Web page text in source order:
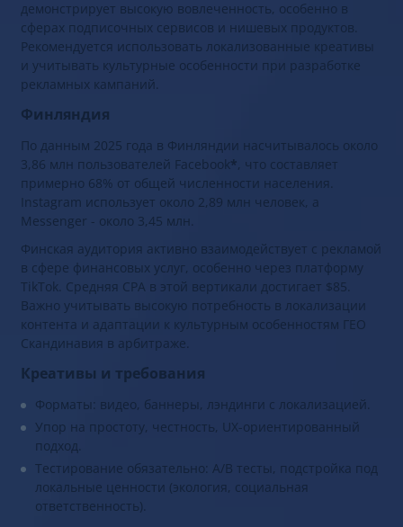
демонстрирует высокую вовлеченность, особенно в
сферах подписочных сервисов и нишевых продуктов.
Рекомендуется использовать локализованные креативы
и учитывать культурные особенности при разработке
рекламных кампаний.
Финляндия
По данным 2025 года в Финляндии насчитывалось около
3,86 млн пользователей Facebook*, что составляет
примерно 68% от общей численности населения.
Instagram использует около 2,89 млн человек, а
Messenger - около 3,45 млн.
Финская аудитория активно взаимодействует с рекламой
в сфере финансовых услуг, особенно через платформу
TikTok. Средняя CPA в этой вертикали достигает $85.
Важно учитывать высокую потребность в локализации
контента и адаптации к культурным особенностям ГЕО
Скандинавия в арбитраже.
Креативы и требования
Форматы: видео, баннеры, лэндинги с локализацией.
Упор на простоту, честность, UX-ориентированный
подход.
Тестирование обязательно: A/B тесты, подстройка под
локальные ценности (экология, социальная
ответственность).